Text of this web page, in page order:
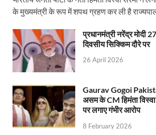
Shikayat Se Samadhan:
Bullet Train Date: बुलेट
UP Police Recruitments:
UP Tourism: योगी सरकार
Indian Railway Network:
Severe cold wave: यूपी में
के मुख्यमंत्री के रूप में शपथ ग्रहण कर ली है राज्यपाल
प्रधानमंत्री नरेंद्र मोदी
दिवसीय सिक्किम दौरे पर
26 April 2026
Gaurav Gogoi
असम के CM हिमंता विस्वा
पर लगाए गंभीर आरोप
8 February 2026